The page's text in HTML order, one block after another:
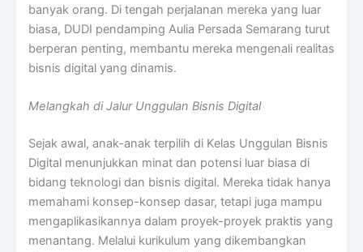
banyak orang. Di tengah perjalanan mereka yang luar
biasa, DUDI pendamping Aulia Persada Semarang turut
berperan penting, membantu mereka mengenali realitas
bisnis digital yang dinamis.
Melangkah di Jalur Unggulan Bisnis Digital
Sejak awal, anak-anak terpilih di Kelas Unggulan Bisnis
Digital menunjukkan minat dan potensi luar biasa di
bidang teknologi dan bisnis digital. Mereka tidak hanya
memahami konsep-konsep dasar, tetapi juga mampu
mengaplikasikannya dalam proyek-proyek praktis yang
menantang. Melalui kurikulum yang dikembangkan